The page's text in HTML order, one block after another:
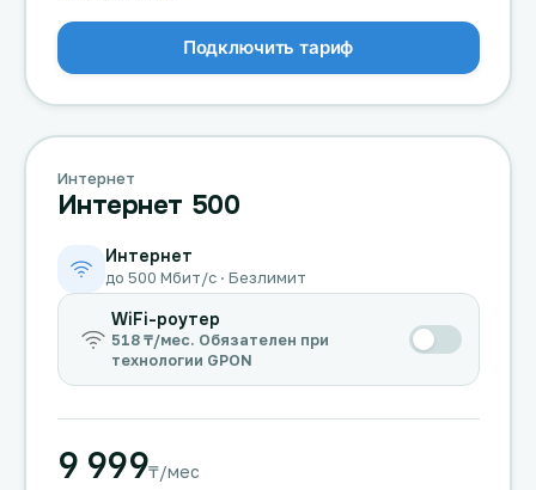
Подключить тариф
Интернет
Интернет 500
Интернет
до 500 Мбит/с · Безлимит
WiFi-роутер
518 ₸/мес. Обязателен при
технологии GPON
9 999₸/мес